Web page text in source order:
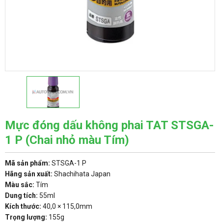
Mực đóng dấu không phai TAT STSGA-
1 P (Chai nhỏ màu Tím)
Mã sản phẩm: STSGA-1 P
Hãng sản xuất: Shachihata Japan
Màu sắc: Tím
Dung tích: 55ml
Kích thước: 40,0 × 115,0mm
Trọng lượng: 155g